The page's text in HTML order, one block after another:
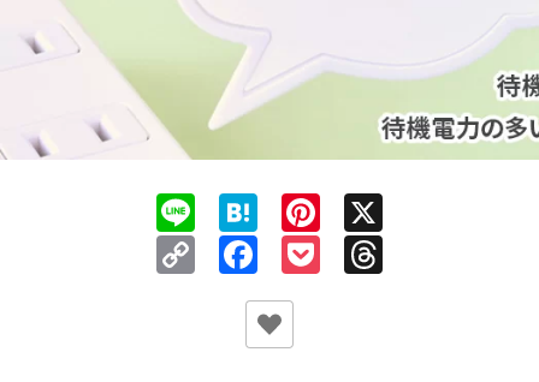
Line HatenaPinterest
Copy
Link
Facebook
Pocket